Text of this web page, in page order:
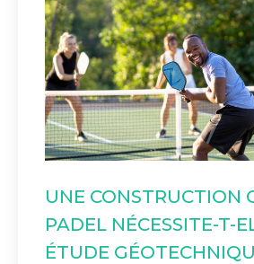
UNE CONSTRUCTION
PADEL NÉCESSITE-T-
ÉTUDE